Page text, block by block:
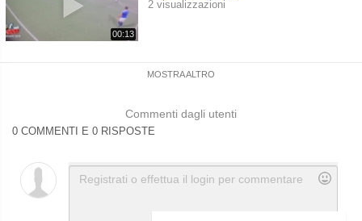
00:13
2 visualizzazioni
MOSTRA ALTRO
Commenti dagli utenti
0 COMMENTI E 0 RISPOSTE